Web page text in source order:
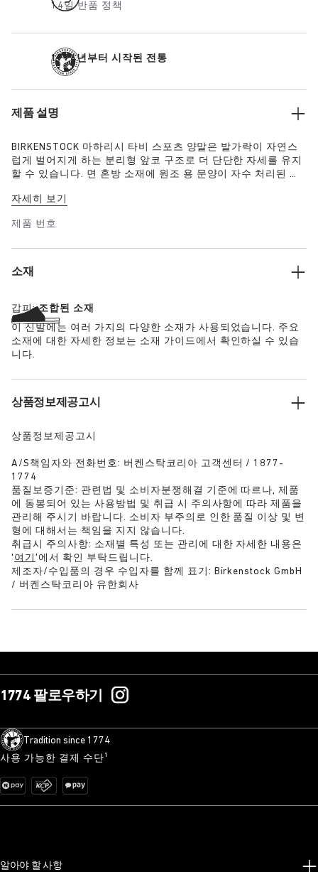
14일 반품 정책
1774년부터 시작된 전통
제품 설명
BIRKENSTOCK 마하리시 타비 스포츠 양말은 발가락이 자연스
럽게 벌어지게 하는 분리형 앞코 구조로 더 단단한 자세를 유지
할 수 있습니다. 면 혼방 소재에 원조 용 문양이 자수 처리된 이
자세히 보기
제품 번호
소재
갑피:조합된 소재
이 신발에는 여러 가지의 다양한 소재가 사용되었습니다. 주요
소재에 대한 자세한 정보는 소재 가이드에서 확인하실 수 있습
니다.
상품정보제공고시
상품정보제공고시
A/S책임자와 전화번호: 버켄스탁코리아 고객센터 / 1877-
1774
품질보증기준: 관련법 및 소비자분쟁해결 기준에 따르나, 제품
에 동봉되어 있는 사용방법 및 취급 시 주의사항에 따라 제품을
관리해 주시기 바랍니다. 소비자 부주의로 인한 품질 이상 및 변
형에 대해서는 책임을 지지 않습니다.
취급시 주의사항: 소재별 특성 또는 관리에 대한 자세한 내용은
' 여기 '에서 확인 부탁드립니다.
제조자/수입품의 경우 수입자를 함께 표기: Birkenstock GmbH
/ 버켄스탁코리아 유한회사
1774 팔로우하기
Tradition since 1774
사용 가능한 결제 수단¹
알아야 할 사항